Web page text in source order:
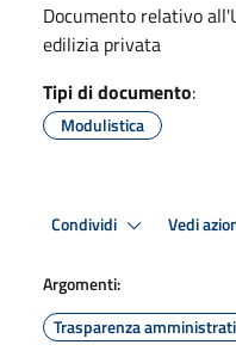
Documento relativo
edilizia privata
Tipi di documento:
Modulistica
Condividi Vedi
Argomenti:
Trasparenza